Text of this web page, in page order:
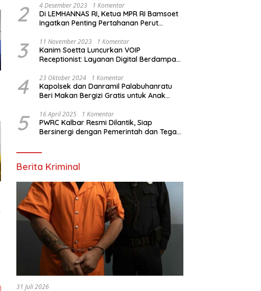
2 4 Desember 2023 1 Komentar
Di LEMHANNAS RI, Ketua MPR RI Bamsoet
Ingatkan Penting Pertahanan Perut
3 11 November 2023 1 Komentar
Kanim Soetta Luncurkan VOIP
Receptionist: Layanan Digital Berdampak
4 23 Oktober 2024 1 Komentar
Kapolsek dan Danramil Palabuhanratu
Beri Makan Bergizi Gratis untuk Anak
5 16 April 2025 1 Komentar
PWRC Kalbar Resmi Dilantik, Siap
Bersinergi dengan Pemerintah dan Tegas
Berita Kriminal
31 Juli 2026